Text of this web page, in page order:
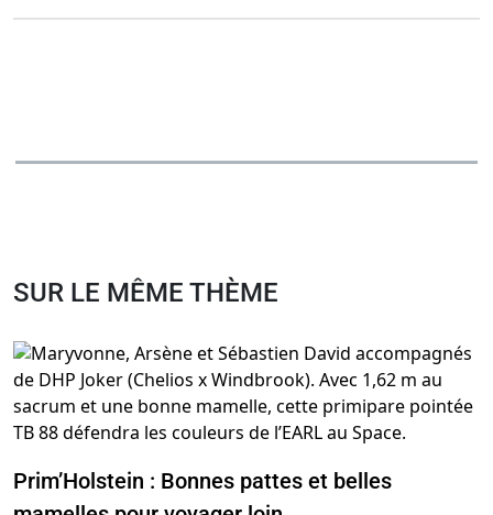
SUR LE MÊME THÈME
Prim’Holstein : Bonnes pattes et belles